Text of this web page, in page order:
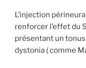
L’injection
renforcer l’effet du
présentant un
dystonia ( comme